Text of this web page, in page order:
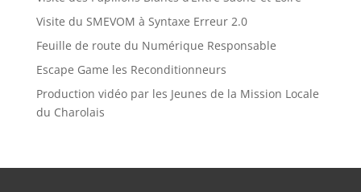
Visite du SMEVOM à Syntaxe Erreur 2.0
Feuille de route du Numérique Responsable
Escape Game les Reconditionneurs
Production vidéo par les Jeunes de la Mission Locale
du Charolais